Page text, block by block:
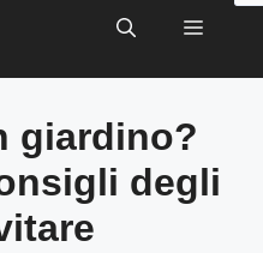
MENU
giardino?
degli